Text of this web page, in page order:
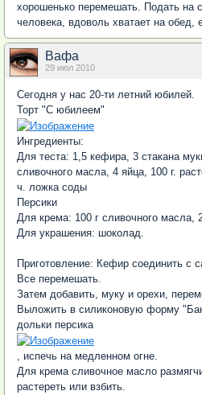
хорошенько перемешать. Подать на
человека, вдоволь хватает на обед,
Вафа
29 июл 2010
Сегодня у нас 20-ти летний юбилей.
Торт "С юбилеем"
Ингредиенты:
Для теста: 1,5 кефира, 3 стакана
сливочного масла, 4 яйца, 100 г.
ч. ложка соды
Персики
Для крема: 100 г сливочного масла,
Для украшения: шоколад.
Приготовление: Кефир соединить с
Все перемешать.
Затем добавить, муку и орехи,
Выложить в силиконовую форму
дольки персика
, испечь на медленном огне.
Для крема сливочное масло
растереть или взбить.